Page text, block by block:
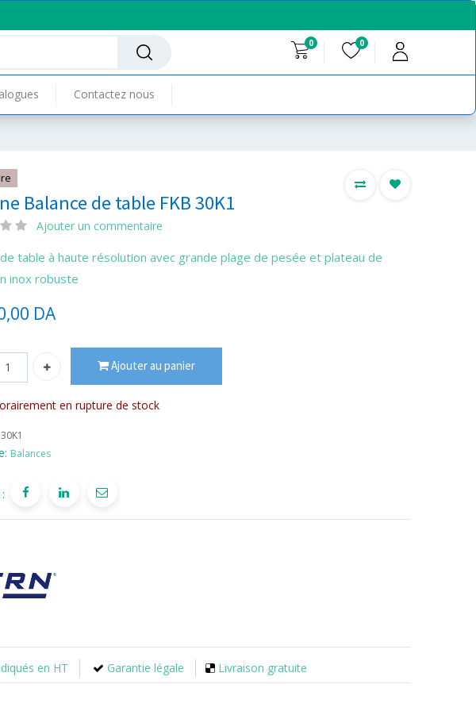
0 0
Contactez nous
Balance de table FKB 30K1
Ajouter un commentaire
table à haute résolution avec grande plage de pesée et plateau de
inox robuste
DA
Ajouter au panier
en rupture de stock
Balances
en HT Garantie légale Livraison gratuite